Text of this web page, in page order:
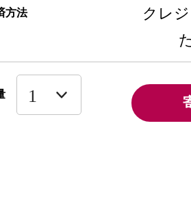
方法
クレ